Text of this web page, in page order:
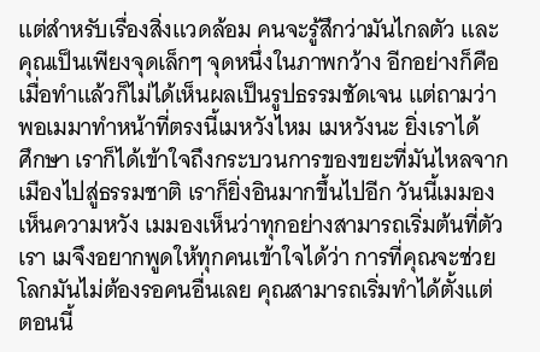
แต่สำหรับเรื่องสิ่งแวดล้อม คนจะรู้สึกว่ามันไกลตัว และ
คุณเป็นเพียงจุดเล็กๆ จุดหนึ่งในภาพกว้าง อีกอย่างก็คือ
เมื่อทำแล้วก็ไม่ได้เห็นผลเป็นรูปธรรมชัดเจน แต่ถามว่า
พอเมมาทำหน้าที่ตรงนี้เมหวังไหม เมหวังนะ ยิ่งเราได้
ศึกษา เราก็ได้เข้าใจถึงกระบวนการของขยะที่มันไหลจาก
เมืองไปสู่ธรรมชาติ เราก็ยิ่งอินมากขึ้นไปอีก วันนี้เมมอง
เห็นความหวัง เมมองเห็นว่าทุกอย่างสามารถเริ่มต้นที่ตัว
เรา เมจึงอยากพูดให้ทุกคนเข้าใจได้ว่า การที่คุณจะช่วย
โลกมันไม่ต้องรอคนอื่นเลย คุณสามารถเริ่มทำได้ตั้งแต่
ตอนนี้